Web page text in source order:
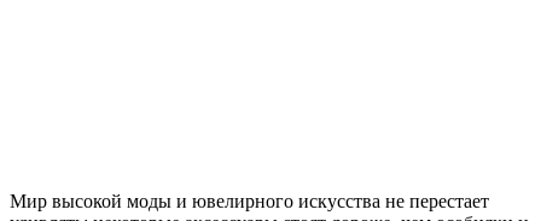
Мир высокой моды и ювелирного искусства не перестает